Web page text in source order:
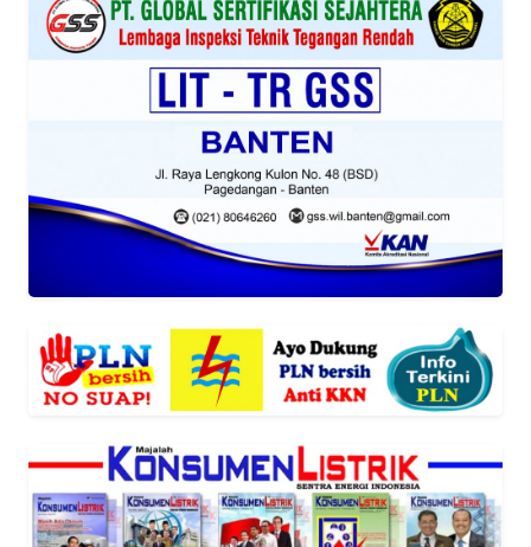
MEDIA
SIBER
DISCLAIMER
Wahana
Regional
WN
JAKARTA